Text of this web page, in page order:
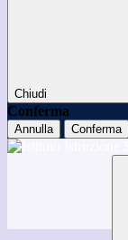
Chiudi
Conferma
Annulla Conferma